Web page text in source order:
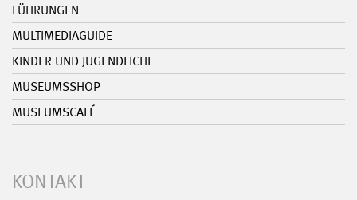
FÜHRUNGEN
MULTIMEDIAGUIDE
KINDER UND JUGENDLICHE
MUSEUMSSHOP
MUSEUMSCAFÉ
KONTAKT